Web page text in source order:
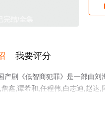
我要评分
产剧《低智商犯罪》是一部由
鑫,谭希和,任程伟,白志迪,赵达
精彩演绎的大陆电视剧，大结